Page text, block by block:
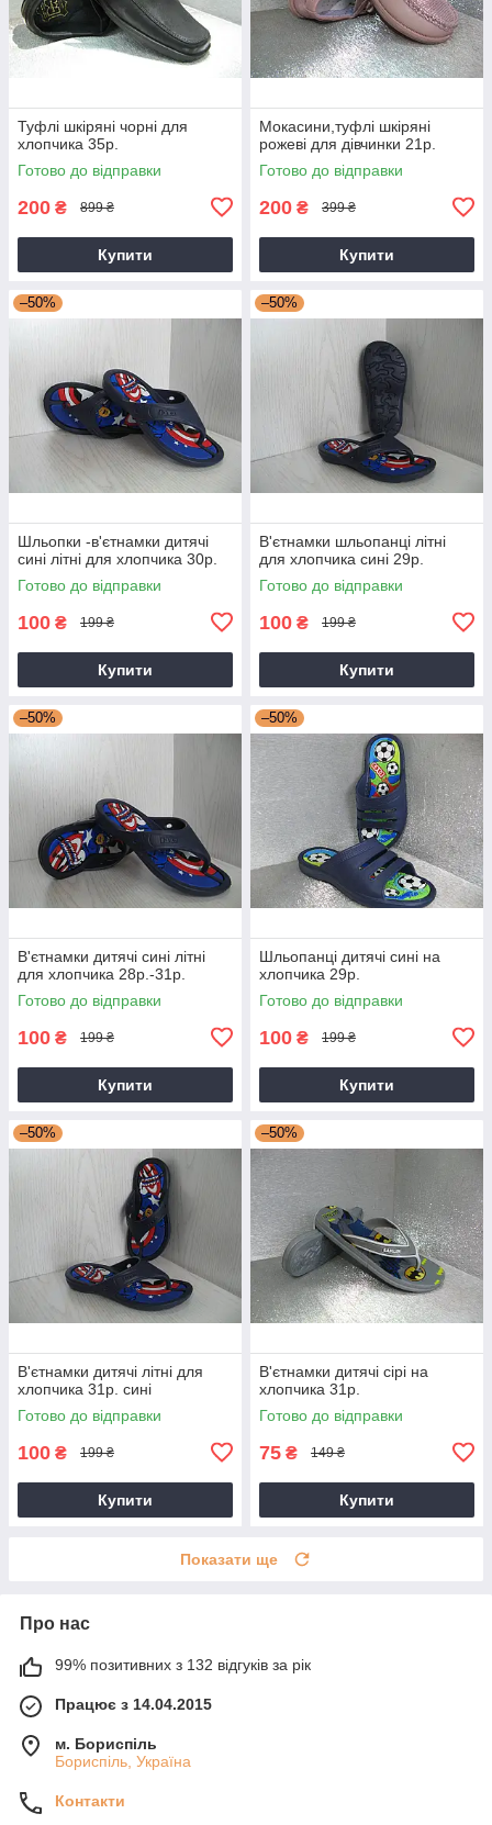
Туфлі шкіряні чорні для
хлопчика 35р.
Готово до відправки
200 ₴ 899 ₴
Купити
Мокасини,туфлі шкіряні
рожеві для дівчинки 21р.
Готово до відправки
200 ₴ 399 ₴
Купити
–50%
Шльопки -в'єтнамки дитячі
сині літні для хлопчика 30р.
Готово до відправки
100 ₴ 199 ₴
Купити
–50%
В'єтнамки шльопанці літні
для хлопчика сині 29р.
Готово до відправки
100 ₴ 199 ₴
Купити
–50%
В'єтнамки дитячі сині літні
для хлопчика 28р.-31р.
Готово до відправки
100 ₴ 199 ₴
Купити
–50%
Шльопанці дитячі сині на
хлопчика 29р.
Готово до відправки
100 ₴ 199 ₴
Купити
–50%
В'єтнамки дитячі літні для
хлопчика 31р. сині
Готово до відправки
100 ₴ 199 ₴
Купити
–50%
В'єтнамки дитячі сірі на
хлопчика 31р.
Готово до відправки
75 ₴ 149 ₴
Купити
Показати ще
Про нас
99% позитивних з 132 відгуків за рік
Працює з 14.04.2015
м. Бориспіль
Бориспіль, Україна
Контакти